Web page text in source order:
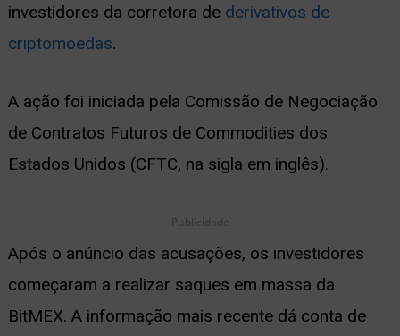
investidores da corretora de derivativos de
criptomoedas.
A ação foi iniciada pela Comissão de Negociação
de Contratos Futuros de Commodities dos
Estados Unidos (CFTC, na sigla em inglês).
Publicidade
Após o anúncio das acusações, os investidores
começaram a realizar saques em massa da
BitMEX. A informação mais recente dá conta de